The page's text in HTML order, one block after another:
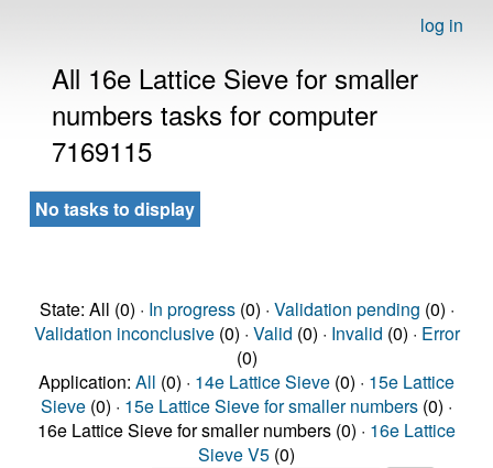
log in
All 16e Lattice Sieve for smaller
numbers tasks for computer
7169115
No tasks to display
State: All (0) · In progress(0) · Validation pending (0) ·
Validation inconclusive(0) · Valid (0) · Invalid (0) · Error
(0)
Application: All (0) · 14e Lattice Sieve (0) · 15e Lattice
Sieve (0) · 15e Lattice Sieve for smaller numbers (0) ·
16e Lattice Sieve for smaller numbers (0) · 16e Lattice
Sieve V5 (0)